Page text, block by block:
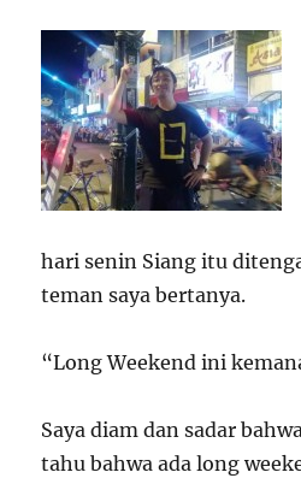
hari senin Siang itu
teman saya bertanya.
“Long Weekend ini
Saya diam dan sadar
tahu bahwa ada long